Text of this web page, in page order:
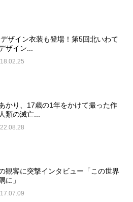
ザイン衣装も登場！第5回北いわて
ザイン...
かり、17歳の1年をかけて撮った作
類の滅亡...
観客に突撃インタビュー「この世界
に」